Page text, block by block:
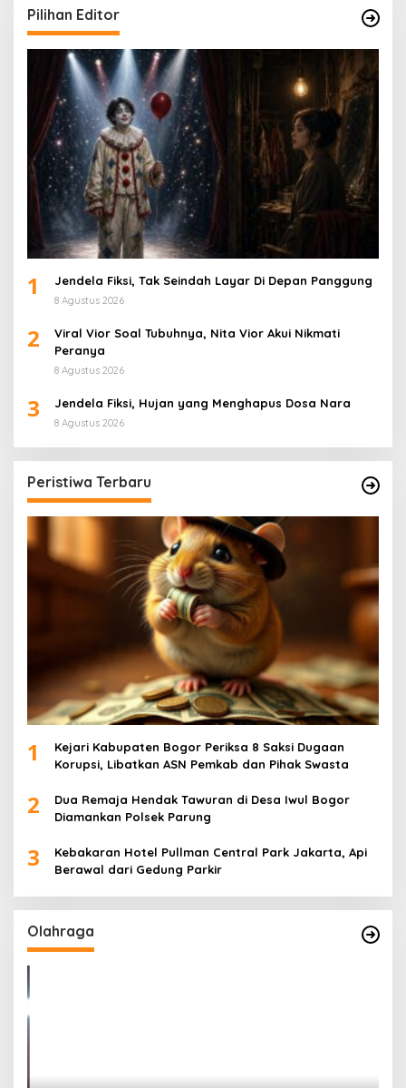
Pilihan Editor
1 Jendela Fiksi, Tak Seindah Layar Di Depan Panggung
8 Agustus 2026
2
Viral Vior Soal Tubuhnya, Nita Vior Akui Nikmati
Peranya
8 Agustus 2026
3 Jendela Fiksi, Hujan yang Menghapus Dosa Nara
8 Agustus 2026
Peristiwa Terbaru
1
Kejari Kabupaten Bogor Periksa 8 Saksi Dugaan
Korupsi, Libatkan ASN Pemkab dan Pihak Swasta
2
Dua Remaja Hendak Tawuran di Desa Iwul Bogor
Diamankan Polsek Parung
3
Kebakaran Hotel Pullman Central Park Jakarta, Api
Berawal dari Gedung Parkir
Olahraga